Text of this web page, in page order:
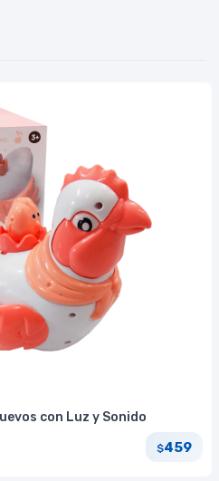
con Luz y Sonido
$459